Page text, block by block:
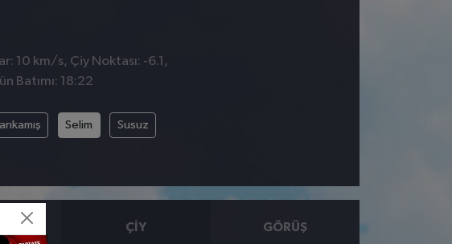
10 km/s, Çiy Noktası: -6.1,
Batımı: 18:22
Selim Susuz
ÇIY GÖRÜŞ